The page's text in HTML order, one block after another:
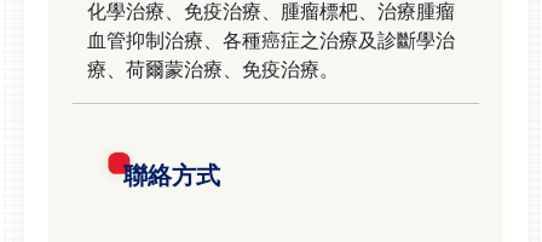
化學治療、免疫治療、腫瘤標杷、治療腫瘤
血管抑制治療、各種癌症之治療及診斷學治
療、荷爾蒙治療、免疫治療。
聯絡方式